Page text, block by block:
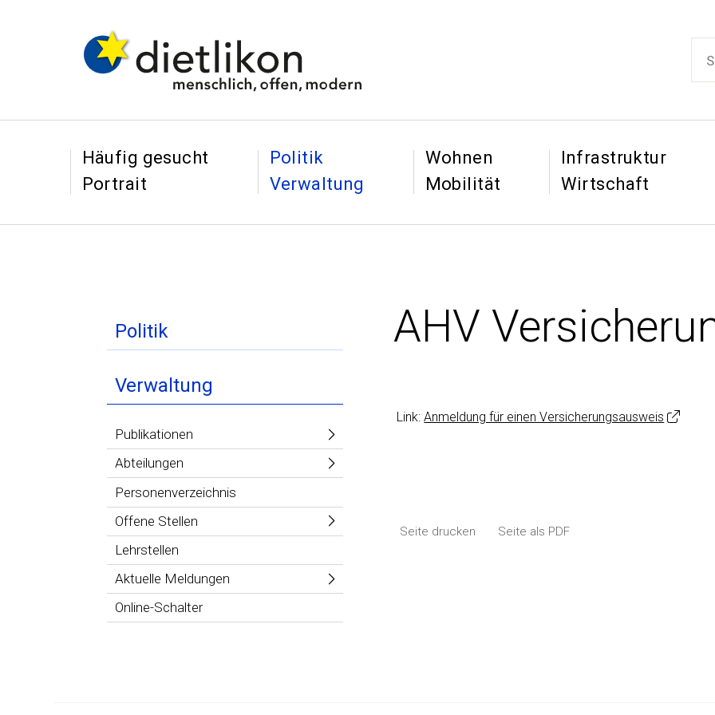
Navigieren in Dietlikon
Schnellnavigation
Häufig gesucht
Portrait
Politik
Verwaltung
Wohnen
Mobilität
Infrastruktur&
Wirtschaft
Inhaltsnavigation:
Politik
Verwaltung
Publikationen
Abteilungen
Personenverzeichnis
Offene Stellen
Lehrstellen
Aktuelle Meldungen
Online-Schalter
AHV
Link:Anmeldung für einen Versicherungsausweis
Seite drucken Seite als PDF